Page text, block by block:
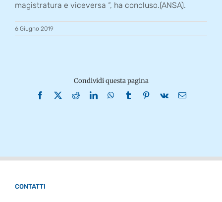
magistratura e viceversa “, ha concluso.(ANSA).
6 Giugno 2019
Condividi questa pagina
Facebook
X RedditLinkedInWhatsApp
TumblrPinterest
Vk Email
CONTATTI